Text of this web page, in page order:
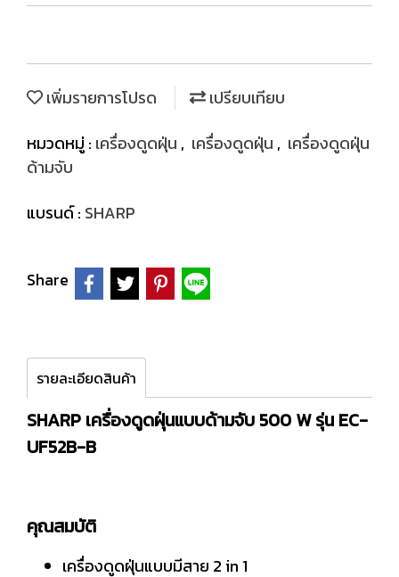
เพิ่มรายการโปรด
เปรียบเทียบ
หมวดหมู่ : เครื่องดูดฝุ่น , เครื่องดูดฝุ่น , เครื่องดูดฝุ่น
ด้ามจับ
แบรนด์ : SHARP
Share
รายละเอียดสินค้า
SHARP เครื่องดูดฝุ่นแบบด้ามจับ 500 W รุ่น EC-
UF52B-B
คุณสมบัติ
เครื่องดูดฝุ่นแบบมีสาย 2 in 1